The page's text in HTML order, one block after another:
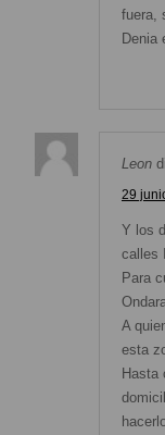
fuera,
Denia
Leon
29
Y los
calles
Para
A
esta
Hasta